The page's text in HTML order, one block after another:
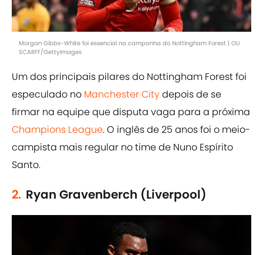
Morgan Gibbs-White foi essencial na campanha do Nottingham Forest | OLI
SCARFF/GettyImages
Um dos principais pilares do Nottingham Forest foi
especulado no Manchester Citydepois de se
firmar na equipe que disputa vaga para a próxima
Champions League. O inglês de 25 anos foi o meio-
campista mais regular no time de Nuno Espírito
Santo.
2. Ryan Gravenberch (Liverpool)